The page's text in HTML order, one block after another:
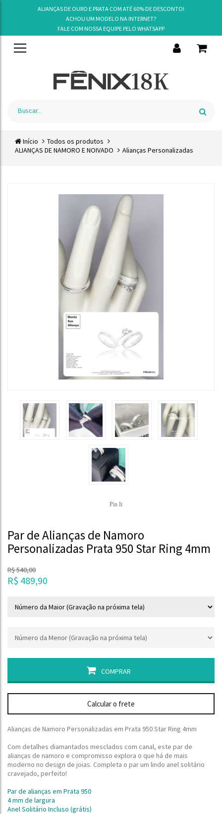
ALIANÇAS DE OURO E PRATA COM ATÉ 60% DE DESCONTO!
ACHOU UM MODELO NA INTERNET?
FALE COM NOSSA EQUIPE PELO WHATSAPP
Início
Todos os produtos
ALIANÇAS DE NAMORO E NOIVADO
Alianças Personalizadas
Pin It
Par de Alianças de Namoro
Personalizadas Prata 950 Star Ring 4mm
R$540,00
R$ 489,90
COMPRAR
Calcular o frete
Alianças de Namoro Personalizadas em Prata 950 Star Ring 4mm
Com detalhes diamantados mesclados com canal, este par de
alianças de namoro e compromisso explora o que há de mais
moderno no design de joias. Completa o par um lindo anel solitário
cravejado, perfeito!
Par de alianças em Prata 950
4 mm de largura
Anel Solitário Incluso (grátis)